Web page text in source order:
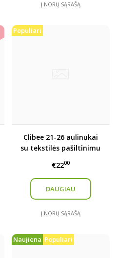
Į NORŲ SĄRAŠĄ
Populiari
Clibee 21-26 aulinukai
su tekstilės pašiltinimu
€2200
DAUGIAU
Į NORŲ SĄRAŠĄ
Naujiena Populiari